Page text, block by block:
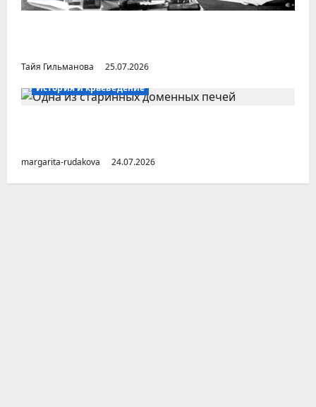
Тайя Гильманова
25.07.2026
История и краеведение
margarita-rudakova 24.07.2026